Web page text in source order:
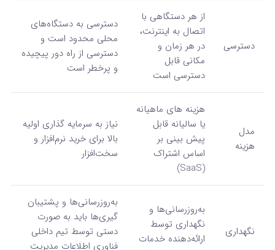
دسترسی
از هر دستگاهی با
اتصال به اینترنت،
در هر زمان و
مکانی قابل
دسترسی است
دسترسی به دستگاه‌های
محلی محدود است و
دسترسی از راه دور پیچیده
و پرخطر است
مدل
هزینه
هزینه‌ های ماهیانه
یا سالیانه قابل
پیش‌ بینی بر
اساس اشتراک
(SaaS)
نیاز به سرمایه‌ گذاری اولیه
بالا برای خرید نرم‌افزار و
سخت‌افزار
نگهداری
به‌روزرسانی‌ها و
نگهداری توسط
ارائه‌دهنده خدمات
به‌روزرسانی‌ها و پشتیبان‌
گیری‌ها باید به صورت
دستی توسط تیم داخلی
فناوری اطلاعات مدیریت